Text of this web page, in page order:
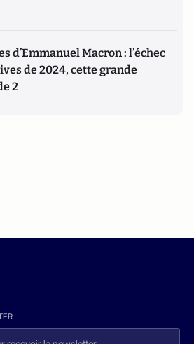
d’Emmanuel Macron : l’échec
de 2024, cette grande
2